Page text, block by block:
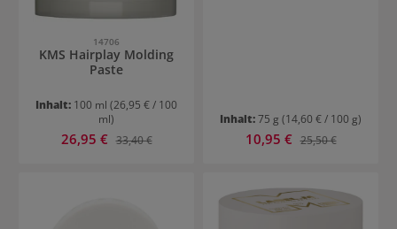
14706
KMS Hairplay Molding
Paste
Inhalt: 100 ml (26,95 € / 100
ml)
Verkaufspreis:
26,95 € Regulärer Preis:
33,40 €
Inhalt:75 g (14,60 € / 100 g)
Verkaufspreis:
10,95 € Regulärer Preis:
25,50 €